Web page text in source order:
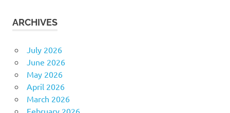
ARCHIVES
July 2026
June 2026
May 2026
April 2026
March 2026